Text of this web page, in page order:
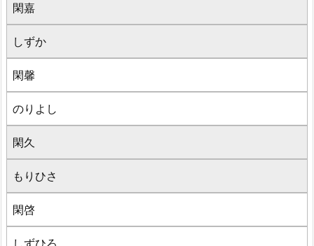
閑嘉
しずか
閑馨
のりよし
閑久
もりひさ
閑啓